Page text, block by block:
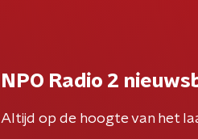
NPO Radio 2
Altijd op de hoogte van het